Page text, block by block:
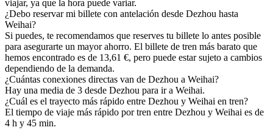
viajar, ya que la hora puede variar.
¿Debo reservar mi billete con antelación desde Dezhou hasta
Weihai?
Si puedes, te recomendamos que reserves tu billete lo antes posible
para asegurarte un mayor ahorro. El billete de tren más barato que
hemos encontrado es de 13,61 €, pero puede estar sujeto a cambios
dependiendo de la demanda.
¿Cuántas conexiones directas van de Dezhou a Weihai?
Hay una media de 3 desde Dezhou para ir a Weihai.
¿Cuál es el trayecto más rápido entre Dezhou y Weihai en tren?
El tiempo de viaje más rápido por tren entre Dezhou y Weihai es de
4 h y 45 min.